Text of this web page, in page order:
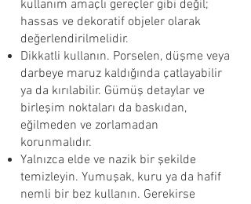
kullanım amaçlı gereçler gibi değil;
hassas ve dekoratif objeler olarak
değerlendirilmelidir.
Dikkatli kullanın. Porselen, düşme veya
darbeye maruz kaldığında çatlayabilir
ya da kırılabilir. Gümüş detaylar ve
birleşim noktaları da baskıdan,
eğilmeden ve zorlamadan
korunmalıdır.
Yalnızca elde ve nazik bir şekilde
temizleyin. Yumuşak, kuru ya da hafif
nemli bir bez kullanın. Gerekirse